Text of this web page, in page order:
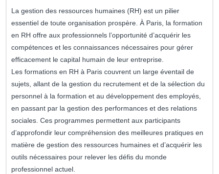
La gestion des ressources humaines (RH) est un pilier
essentiel de toute organisation prospère. À Paris, la formation
en RH offre aux professionnels l’opportunité d’acquérir les
compétences et les connaissances nécessaires pour gérer
efficacement le capital humain de leur entreprise.
Les formations en RH à Paris couvrent un large éventail de
sujets, allant de la gestion du recrutement et de la sélection du
personnel à la formation et au développement des employés,
en passant par la gestion des performances et des relations
sociales. Ces programmes permettent aux participants
d’approfondir leur compréhension des meilleures pratiques en
matière de gestion des ressources humaines et d’acquérir les
outils nécessaires pour relever les défis du monde
professionnel actuel.